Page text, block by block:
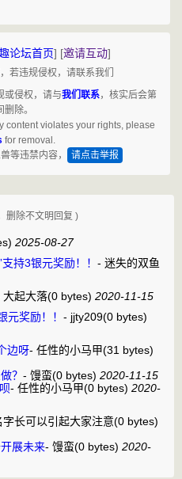
论坛首页] [邀请互动]
若违规侵权，请联系我们
或侵权，请与我们联系，核实后会第
除。
content violates your rights, please
for removal.
等违禁内容，
请点击举报
删除不文明回复 )
2025-08-27
持3银元奖励！！ - 迷失的双鱼
大起大落(0 bytes) 2020-11-15
元奖励！！ - jjty209(0 bytes)
边呀- 任性的小马甲(31 bytes)
？ - 馒蛮(0 bytes) 2020-11-15
- 任性的小马甲(0 bytes) 2020-
字长可以引起大家注意(0 bytes)
展未来- 馒蛮(0 bytes) 2020-